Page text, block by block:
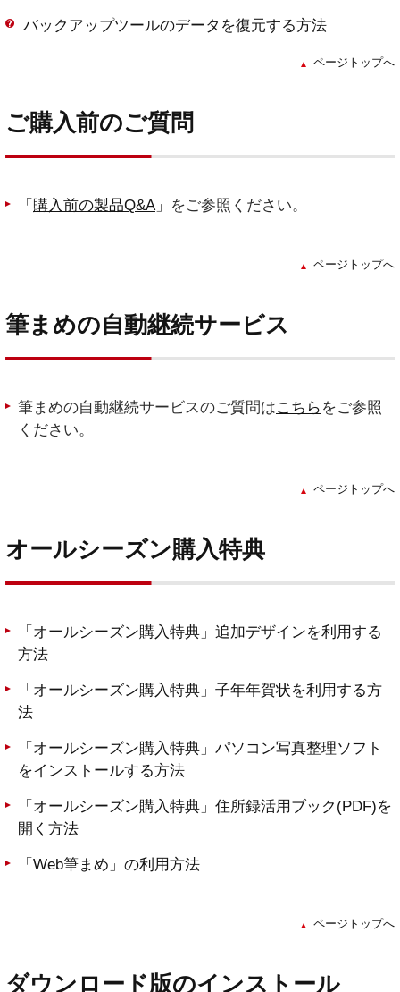
バックアップツールのデータを復元する方法
ページトップへ
ご購入前のご質問
「 購入前の製品Q&A」 をご参照ください。
ページトップへ
筆まめの自動継続サービス
筆まめの自動継続サービスのご質問はこちら をご参照
ください。
ページトップへ
オールシーズン購入特典
「オールシーズン購入特典」追加デザインを利用する
方法
「オールシーズン購入特典」子年年賀状を利用する方
法
「オールシーズン購入特典」パソコン写真整理ソフト
をインストールする方法
「オールシーズン購入特典」住所録活用ブック(PDF)を
開く方法
「Web筆まめ」の利用方法
ページトップへ
ダウンロード版のインストール